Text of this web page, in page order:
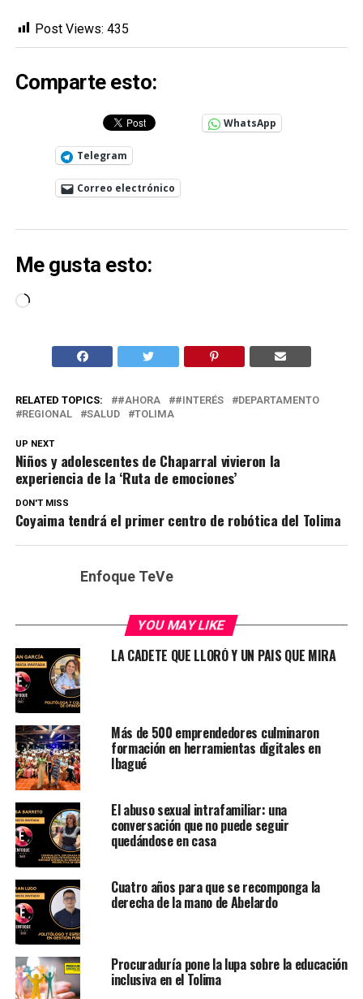
Post Views: 435
Comparte esto:
WhatsApp
Telegram
Correo electrónico
Me gusta esto:
Cargando...
RELATED TOPICS: #AHORA #INTERÉS
DEPARTAMENTO
REGIONAL
SALUD TOLIMA
UP NEXT
Niños y adolescentes de Chaparral vivieron la
experiencia de la ‘Ruta de emociones’
DON'T MISS
Coyaima tendrá el primer centro de robótica del Tolima
Enfoque TeVe
YOU MAY LIKE
LA CADETE QUE LLORÓ Y UN PAIS QUE MIRA
Más de 500 emprendedores culminaron
formación en herramientas digitales en
Ibagué
El abuso sexual intrafamiliar: una
conversación que no puede seguir
quedándose en casa
Cuatro años para que se recomponga la
derecha de la mano de Abelardo
Procuraduría pone la lupa sobre la educación
inclusiva en el Tolima